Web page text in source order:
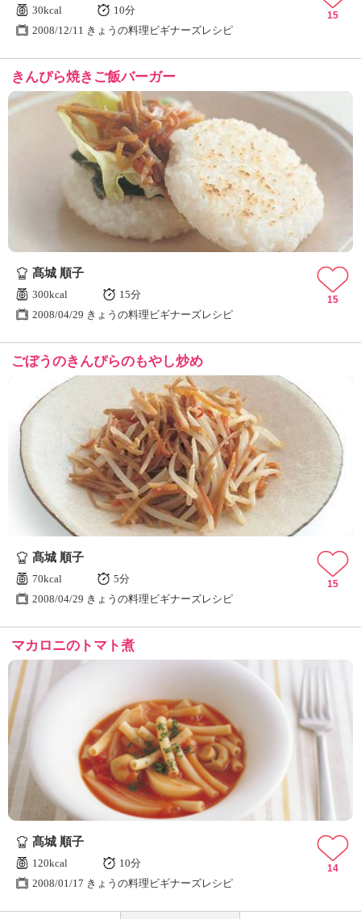
30kcal
10分
2008/12/11 きょうの料理ビギナーズレシピ
15
きんぴら焼きご飯バーガー
髙城 順子
300kcal
15分
2008/04/29 きょうの料理ビギナーズレシピ
15
ごぼうのきんぴらのもやし炒め
髙城 順子
70kcal
5分
2008/04/29 きょうの料理ビギナーズレシピ
15
マカロニのトマト煮
髙城 順子
120kcal
10分
2008/01/17 きょうの料理ビギナーズレシピ
14